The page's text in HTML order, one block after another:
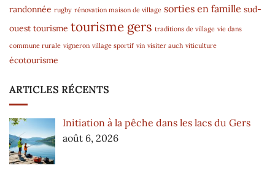
randonnée rugby rénovation maison de village sorties en famille sud-
ouest tourisme tourisme gers traditions de village vie dans
commune rurale vigneron village sportif vin visiter auch viticulture
écotourisme
ARTICLES RÉCENTS
Initiation à la pêche dans les lacs du Gers
août 6, 2026